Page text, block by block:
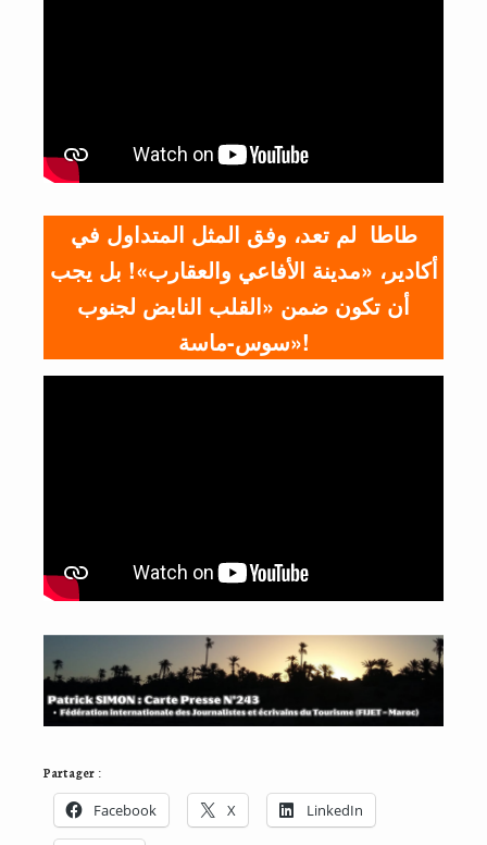
طاطا لم تعد، وفق المثل المتداول في
أكادير، «مدينة الأفاعي والعقارب»! بل يجب
أن تكون ضمن «القلب النابض لجنوب
سوس-ماسة»!
Partager :
Facebook X LinkedIn